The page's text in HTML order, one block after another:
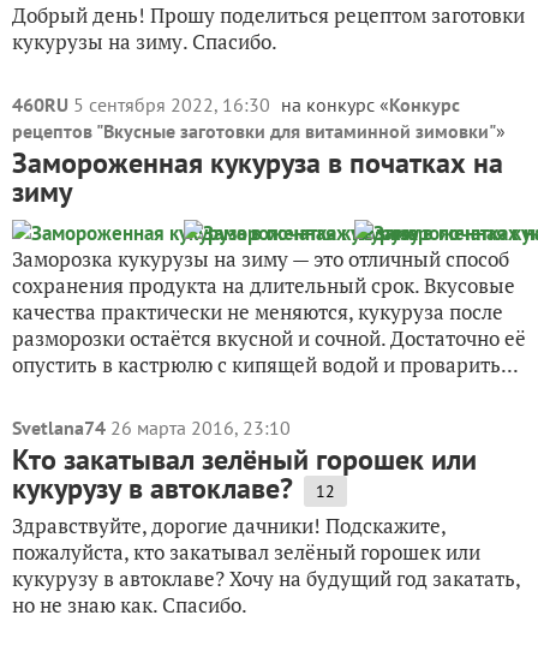
Добрый день! Прошу поделиться рецептом заготовки
кукурузы на зиму. Спасибо.
460RU 5 сентября 2022, 16:30 на конкурс «Конкурс
рецептов "Вкусные заготовки для витаминной зимовки"»
Замороженная кукуруза в початках на
зиму
Заморозка кукурузы на зиму — это отличный способ
сохранения продукта на длительный срок. Вкусовые
качества практически не меняются, кукуруза после
разморозки остаётся вкусной и сочной. Достаточно её
опустить в кастрюлю с кипящей водой и проварить...
Svetlana74 26 марта 2016, 23:10
Кто закатывал зелёный горошек или
кукурузу в автоклаве? 12
Здравствуйте, дорогие дачники! Подскажите,
пожалуйста, кто закатывал зелёный горошек или
кукурузу в автоклаве? Хочу на будущий год закатать,
но не знаю как. Спасибо.